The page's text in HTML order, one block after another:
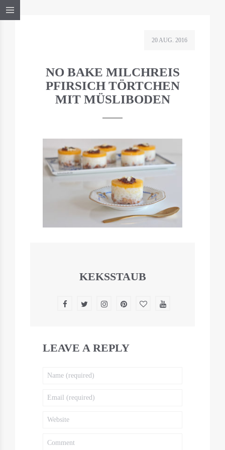
20 AUG. 2016
NO BAKE MILCHREIS
PFIRSICH TÖRTCHEN
MIT MÜSLIBODEN
KEKSSTAUB
LEAVE A REPLY